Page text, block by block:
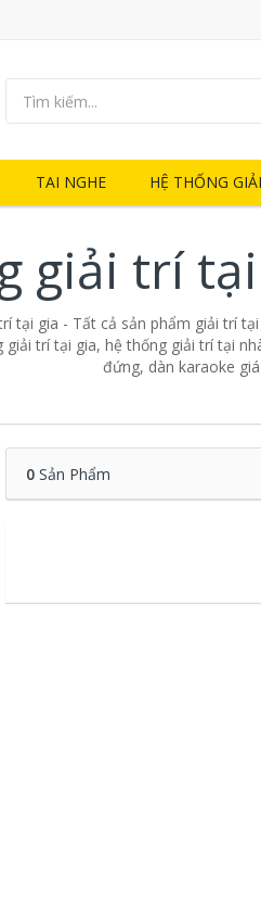
TAI NGHE HỆ THỐNG
giải trí
tại gia - Tất cả sản phẩm giải trí
giải trí tại gia, hệ thống giải trí tại
đứng, dàn karaoke
0Sản Phẩm